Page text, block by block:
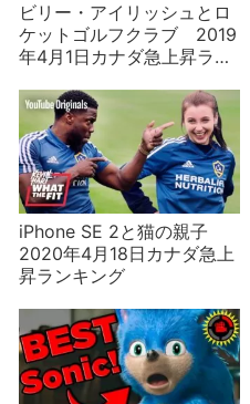
ビリー・アイリッシュとロ
ケットゴルフクラブ 2019
年4月1日カナダ急上昇ラン
iPhone SE 2と猫の親子
2020年4月18日カナダ急上
昇ランキング